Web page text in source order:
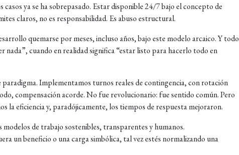
ya se ha sobrepasado. Estar disponible 24/7 bajo el concepto de
claros, no es responsabilidad. Es abuso estructural.
quemarse por meses, incluso años, bajo este modelo arcaico. Y todo
nada”, cuando en realidad significa “estar listo para hacerlo todo en
paradigma. Implementamos turnos reales de contingencia, con rotación
compensación acorde. No fue revolucionario: fue sentido común. Pero
la eficiencia y, paradójicamente, los tiempos de respuesta mejoraron.
de trabajo sostenibles, transparentes y humanos.
un beneficio o una carga simbólica, tal vez estés normalizando una